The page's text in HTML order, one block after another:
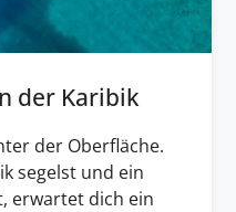
der Karibik
der Oberfläche.
segelst und ein
erwartet dich ein